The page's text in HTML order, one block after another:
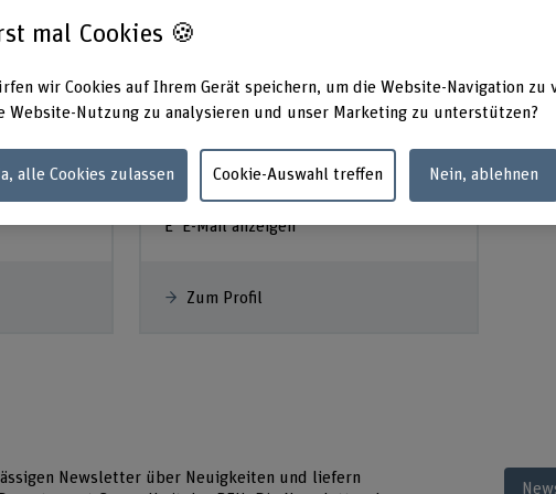
Sandro Nydegger
Mitarbeiter Kommunikation
E-Mail anzeigen
Zum Profil
Newsletter über Neuigkeiten und liefern
mal Cookies 🍪
wir Cookies auf Ihrem Gerät speichern, um die Website-Navigation zu
Website-Nutzung zu analysieren und unser Marketing zu unterstützen?
Ja, alle Cookies zulassen Cookie-Auswahl treffen Nein, ablehnen